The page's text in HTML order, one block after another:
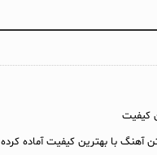
کیفیت
آهنگ با بهترین کیفیت آماده کرده